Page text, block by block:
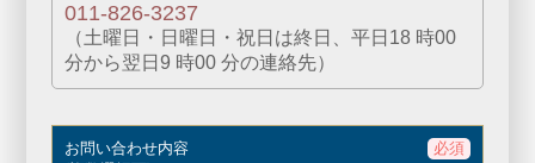
011-826-3237
（⼟曜⽇・⽇曜⽇・祝⽇は終日、平日18 時00
分から翌⽇9 時00 分の連絡先）
お問い合わせ内容
必須